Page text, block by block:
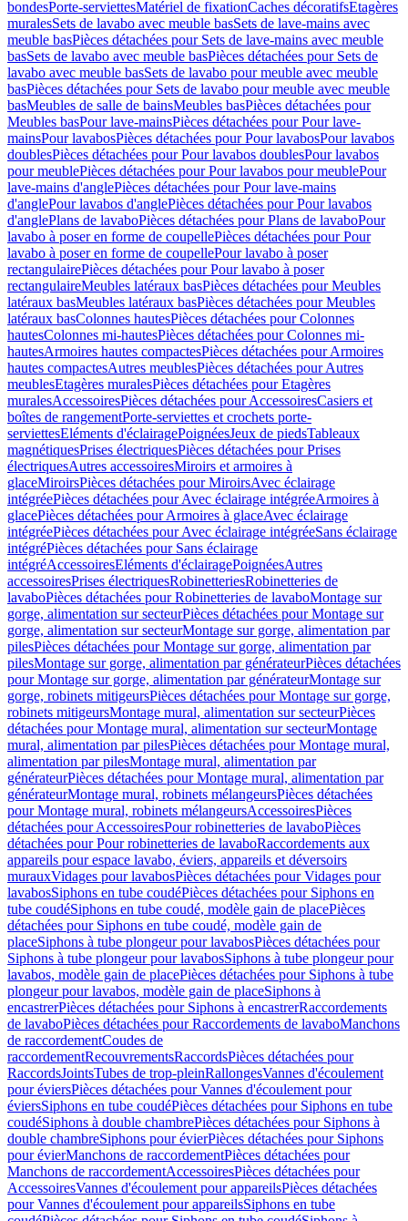
bondesPorte-serviettesMatériel de fixationCaches décoratifsEtagères
muralesSets de lavabo avec meuble basSets de lave-mains avec
meuble basPièces détachées pour Sets de lave-mains avec meuble
basSets de lavabo avec meuble basPièces détachées pour Sets de
lavabo avec meuble basSets de lavabo pour meuble avec meuble
basPièces détachées pour Sets de lavabo pour meuble avec meuble
basMeubles de salle de bainsMeubles basPièces détachées pour
Meubles basPour lave-mainsPièces détachées pour Pour lave-
mainsPour lavabosPièces détachées pour Pour lavabosPour lavabos
doublesPièces détachées pour Pour lavabos doublesPour lavabos
pour meublePièces détachées pour Pour lavabos pour meublePour
lave-mains d'anglePièces détachées pour Pour lave-mains
d'anglePour lavabos d'anglePièces détachées pour Pour lavabos
d'anglePlans de lavaboPièces détachées pour Plans de lavaboPour
lavabo à poser en forme de coupellePièces détachées pour Pour
lavabo à poser en forme de coupellePour lavabo à poser
rectangulairePièces détachées pour Pour lavabo à poser
rectangulaireMeubles latéraux basPièces détachées pour Meubles
latéraux basMeubles latéraux basPièces détachées pour Meubles
latéraux basColonnes hautesPièces détachées pour Colonnes
hautesColonnes mi-hautesPièces détachées pour Colonnes mi-
hautesArmoires hautes compactesPièces détachées pour Armoires
hautes compactesAutres meublesPièces détachées pour Autres
meublesEtagères muralesPièces détachées pour Etagères
muralesAccessoiresPièces détachées pour AccessoiresCasiers et
boîtes de rangementPorte-serviettes et crochets porte-
serviettesEléments d'éclairagePoignéesJeux de piedsTableaux
magnétiquesPrises électriquesPièces détachées pour Prises
électriquesAutres accessoiresMiroirs et armoires à
glaceMiroirsPièces détachées pour MiroirsAvec éclairage
intégréePièces détachées pour Avec éclairage intégréeArmoires à
glacePièces détachées pour Armoires à glaceAvec éclairage
intégréePièces détachées pour Avec éclairage intégréeSans éclairage
intégréPièces détachées pour Sans éclairage
intégréAccessoiresEléments d'éclairagePoignéesAutres
accessoiresPrises électriquesRobinetteriesRobinetteries de
lavaboPièces détachées pour Robinetteries de lavaboMontage sur
gorge, alimentation sur secteurPièces détachées pour Montage sur
gorge, alimentation sur secteurMontage sur gorge, alimentation par
pilesPièces détachées pour Montage sur gorge, alimentation par
pilesMontage sur gorge, alimentation par générateurPièces détachées
pour Montage sur gorge, alimentation par générateurMontage sur
gorge, robinets mitigeursPièces détachées pour Montage sur gorge,
robinets mitigeursMontage mural, alimentation sur secteurPièces
détachées pour Montage mural, alimentation sur secteurMontage
mural, alimentation par pilesPièces détachées pour Montage mural,
alimentation par pilesMontage mural, alimentation par
générateurPièces détachées pour Montage mural, alimentation par
générateurMontage mural, robinets mélangeursPièces détachées
pour Montage mural, robinets mélangeursAccessoiresPièces
détachées pour AccessoiresPour robinetteries de lavaboPièces
détachées pour Pour robinetteries de lavaboRaccordements aux
appareils pour espace lavabo, éviers, appareils et déversoirs
murauxVidages pour lavabosPièces détachées pour Vidages pour
lavabosSiphons en tube coudéPièces détachées pour Siphons en
tube coudéSiphons en tube coudé, modèle gain de placePièces
détachées pour Siphons en tube coudé, modèle gain de
placeSiphons à tube plongeur pour lavabosPièces détachées pour
Siphons à tube plongeur pour lavabosSiphons à tube plongeur pour
lavabos, modèle gain de placePièces détachées pour Siphons à tube
plongeur pour lavabos, modèle gain de placeSiphons à
encastrerPièces détachées pour Siphons à encastrerRaccordements
de lavaboPièces détachées pour Raccordements de lavaboManchons
de raccordementCoudes de
raccordementRecouvrementsRaccordsPièces détachées pour
RaccordsJointsTubes de trop-pleinRallongesVannes d'écoulement
pour éviersPièces détachées pour Vannes d'écoulement pour
éviersSiphons en tube coudéPièces détachées pour Siphons en tube
coudéSiphons à double chambrePièces détachées pour Siphons à
double chambreSiphons pour évierPièces détachées pour Siphons
pour évierManchons de raccordementPièces détachées pour
Manchons de raccordementAccessoiresPièces détachées pour
AccessoiresVannes d'écoulement pour appareilsPièces détachées
pour Vannes d'écoulement pour appareilsSiphons en tube